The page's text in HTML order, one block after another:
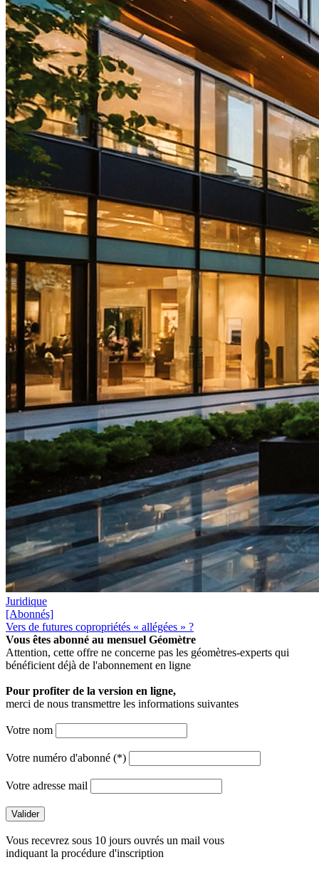
Juridique
[Abonnés]
Vers de futures copropriétés « allégées » ?
Vous êtes abonné au mensuel Géomètre
Attention, cette offre ne concerne pas les géomètres-experts qui
bénéficient déjà de l'abonnement en ligne
Pour profiter de la version en ligne,
merci de nous transmettre les informations suivantes
Votre nom
Votre numéro d'abonné (*)
Votre adresse mail
Vous recevrez sous 10 jours ouvrés un mail vous
indiquant la procédure d'inscription